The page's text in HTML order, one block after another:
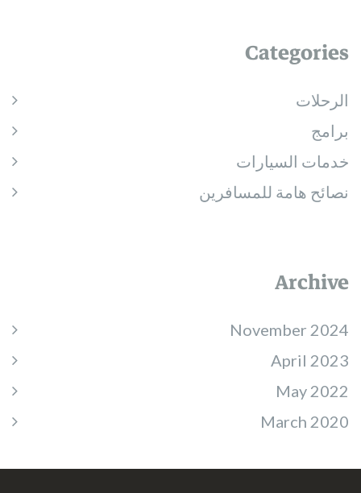
Categories
الرحلات
برامج
خدمات السيارات
نصائح هامة للمسافرين
Archive
November 2024
April 2023
May 2022
March 2020